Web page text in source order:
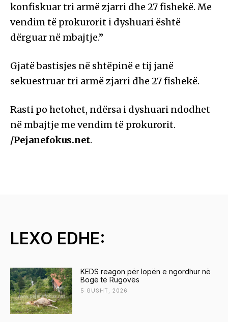
konfiskuar tri armë zjarri dhe 27 fishekë. Me
vendim të prokurorit i dyshuari është
dërguar në mbajtje.”
Gjatë bastisjes në shtëpinë e tij janë
sekuestruar tri armë zjarri dhe 27 fishekë.
Rasti po hetohet, ndërsa i dyshuari ndodhet
në mbajtje me vendim të prokurorit.
/Pejanefokus.net.
LEXO EDHE:
KEDS reagon për lopën e ngordhur në
Bogë të Rugovës
5 GUSHT, 2026